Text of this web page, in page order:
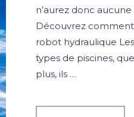
n’aurez donc
Découvrez
robot hydraulique
types de piscines,
plus, ils …